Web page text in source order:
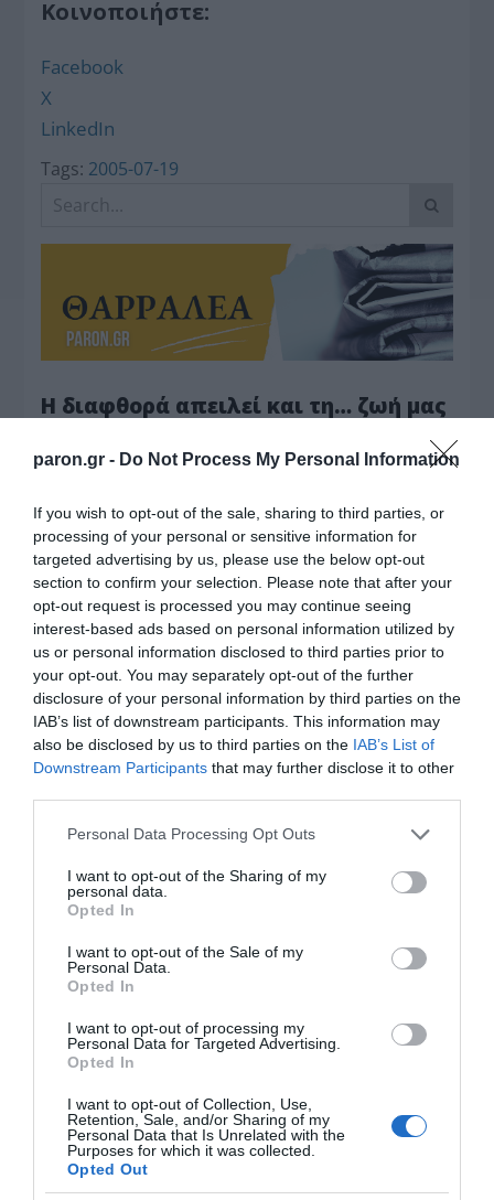
paron.gr - Do Not Process My Personal Information
If you wish to opt-out of the sale, sharing to third parties, or
processing of your personal or sensitive information for
targeted advertising by us, please use the below opt-out
section to confirm your selection. Please note that after your
opt-out request is processed you may continue seeing
interest-based ads based on personal information utilized by
us or personal information disclosed to third parties prior to
your opt-out. You may separately opt-out of the further
disclosure of your personal information by third parties on the
IAB’s list of downstream participants. This information may
also be disclosed by us to third parties on the IAB’s List of
Downstream Participants that may further disclose it to other
Please note that this website/app uses one or more Google
not limited to your visit or usage behaviour. You may click to
grant or deny consent to Google and its third-party tags to
use your data for below specified purposes in below Google
consent section.
Personal Data Processing Opt Outs
I want to opt-out of the Sharing of my
personal data.
Opted In
I want to opt-out of the Sale of my
Personal Data.
Opted In
I want to opt-out of processing my
Personal Data for Targeted Advertising.
Opted In
I want to opt-out of Collection, Use,
Retention, Sale, and/or Sharing of my
Personal Data that Is Unrelated with the
Purposes for which it was collected.
Opted Out
Κοινοποιήστε:
Facebook
X
LinkedIn
Tags: 2005-07-19
Η διαφθορά απειλεί και τη… ζωή μας
Έκπληκτη, η κοινή γνώμη παρακολουθεί τις
με τα…
ΠΑΥΛΟΣ ΜΑΡΙΝΑΚΗΣ: «ΔΕΝ ΗΘΕΛΑ ΝΑ ΑΦΗΣΩ ΣΤΟΝ
ΕΠΟΜΕΝΟ ΜΙΑ ΚΑΥΤΗ ΠΑΤΑΤΑ»